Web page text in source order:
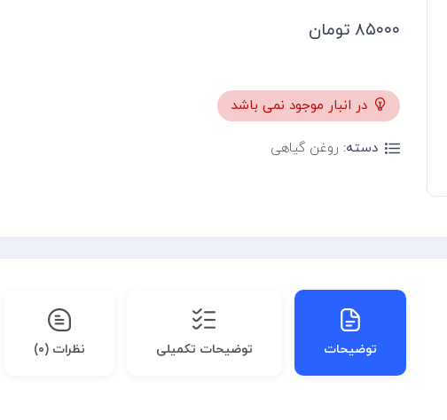
۸۵۰۰۰ تومان
در انبار موجود نمی باشد
دسته: روغن گیاهی
توضیحات توضیحات تکمیلی نظرات (۰)